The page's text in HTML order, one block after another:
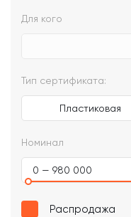
Для кого
Тип сертификата:
Пластиковая
Номинал
0 — 980 000
Распродажа